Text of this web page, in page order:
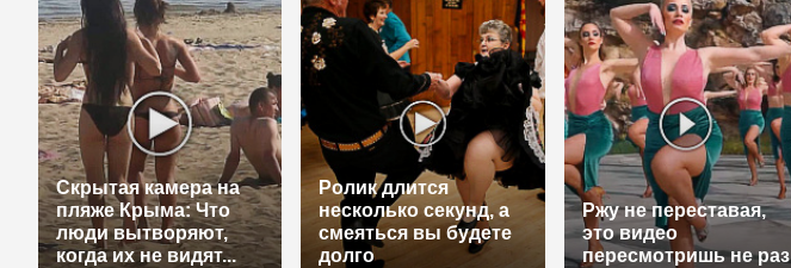
Скрытая камера на
пляже Крыма: Что
люди вытворяют,
когда их не видят...
Ролик длится
несколько секунд, а
смеяться вы будете
долго
Ржу не переставая,
это видео
пересмотришь не раз